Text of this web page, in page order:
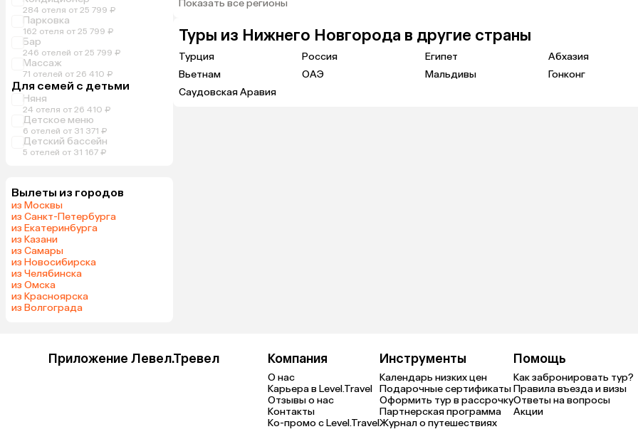
284 отеля от 25 799 ₽
Парковка
162 отеля от 25 799 ₽
Бар
246 отелей от 25 799 ₽
Массаж
71 отелей от 26 410 ₽
Для семей с детьми
Няня
24 отеля от 26 410 ₽
Детское меню
6 отелей от 31 371 ₽
Детский бассейн
5 отелей от 31 167 ₽
Вылеты из городов
из Москвы
из Санкт-Петербурга
из Екатеринбурга
из Казани
из Самары
из Новосибирска
из Челябинска
из Омска
из Красноярска
из Волгограда
Показать все регионы
Туры из Нижнего Новгорода в другие страны
Турция Россия Египет
Абхазия
Вьетнам
ОАЭ Мальдивы
Гонконг
Саудовская Аравия
Приложение Левел.Тревел Компания
О нас
Карьера в Level.Travel
Отзывы о нас
Контакты
Ко-промо с Level.Travel
Инструменты
Календарь низких цен
Подарочные сертификаты
Оформить тур в рассрочку
Партнерская программа
Журнал о путешествиях
Помощь
Как забронировать тур?
Правила въезда и визы
Ответы на вопросы
Акции